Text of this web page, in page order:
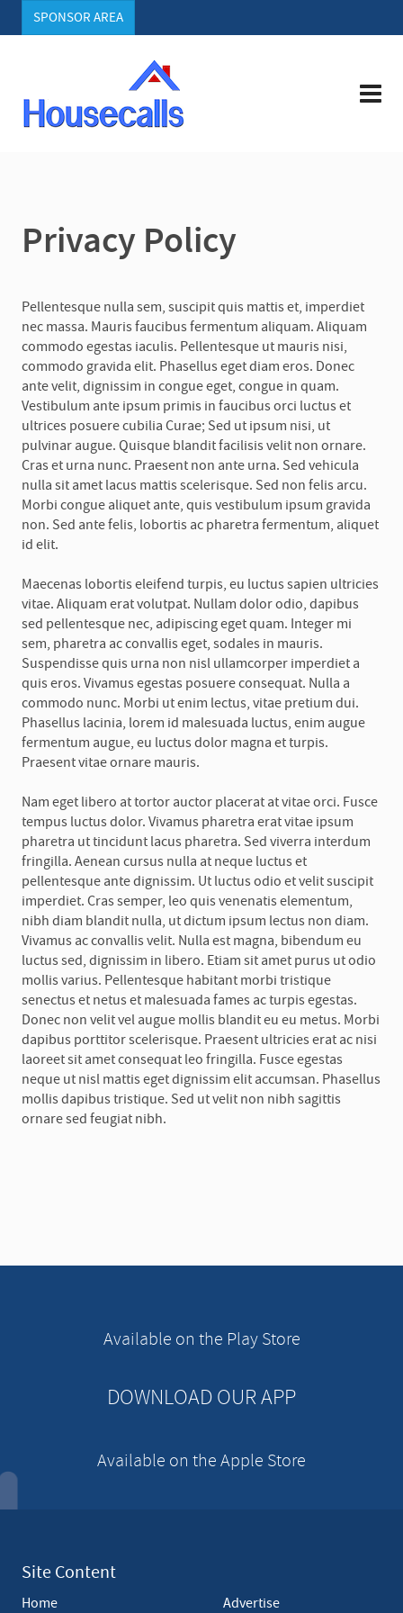
SPONSOR AREA
Privacy Policy
Pellentesque nulla sem, suscipit quis mattis et, imperdiet
nec massa. Mauris faucibus fermentum aliquam. Aliquam
commodo egestas iaculis. Pellentesque ut mauris nisi,
commodo gravida elit. Phasellus eget diam eros. Donec
ante velit, dignissim in congue eget, congue in quam.
Vestibulum ante ipsum primis in faucibus orci luctus et
ultrices posuere cubilia Curae; Sed ut ipsum nisi, ut
pulvinar augue. Quisque blandit facilisis velit non ornare.
Cras et urna nunc. Praesent non ante urna. Sed vehicula
nulla sit amet lacus mattis scelerisque. Sed non felis arcu.
Morbi congue aliquet ante, quis vestibulum ipsum gravida
non. Sed ante felis, lobortis ac pharetra fermentum, aliquet
id elit.
Maecenas lobortis eleifend turpis, eu luctus sapien ultricies
vitae. Aliquam erat volutpat. Nullam dolor odio, dapibus
sed pellentesque nec, adipiscing eget quam. Integer mi
sem, pharetra ac convallis eget, sodales in mauris.
Suspendisse quis urna non nisl ullamcorper imperdiet a
quis eros. Vivamus egestas posuere consequat. Nulla a
commodo nunc. Morbi ut enim lectus, vitae pretium dui.
Phasellus lacinia, lorem id malesuada luctus, enim augue
fermentum augue, eu luctus dolor magna et turpis.
Praesent vitae ornare mauris.
Nam eget libero at tortor auctor placerat at vitae orci. Fusce
tempus luctus dolor. Vivamus pharetra erat vitae ipsum
pharetra ut tincidunt lacus pharetra. Sed viverra interdum
fringilla. Aenean cursus nulla at neque luctus et
pellentesque ante dignissim. Ut luctus odio et velit suscipit
imperdiet. Cras semper, leo quis venenatis elementum,
nibh diam blandit nulla, ut dictum ipsum lectus non diam.
Vivamus ac convallis velit. Nulla est magna, bibendum eu
luctus sed, dignissim in libero. Etiam sit amet purus ut odio
mollis varius. Pellentesque habitant morbi tristique
senectus et netus et malesuada fames ac turpis egestas.
Donec non velit vel augue mollis blandit eu eu metus. Morbi
dapibus porttitor scelerisque. Praesent ultricies erat ac nisi
laoreet sit amet consequat leo fringilla. Fusce egestas
neque ut nisl mattis eget dignissim elit accumsan. Phasellus
mollis dapibus tristique. Sed ut velit non nibh sagittis
ornare sed feugiat nibh.
Available on the Play Store
DOWNLOAD OUR APP
Available on the Apple Store
Site Content
Home Advertise